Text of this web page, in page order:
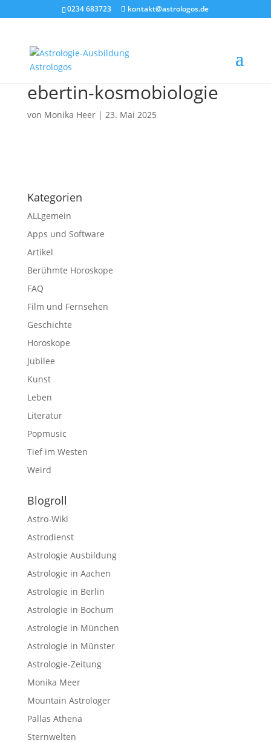
0234 683723 kontakt@astrologos.de
ebertin-kosmobiologie
von Monika Heer| 23. Mai 2025
Kategorien
ALLgemein
Apps und Software
Artikel
Berühmte Horoskope
FAQ
Film und Fernsehen
Geschichte
Horoskope
Jubilee
Kunst
Leben
Literatur
Popmusic
Tief im Westen
Weird
Blogroll
Astro-Wiki
Astrodienst
Astrologie Ausbildung
Astrologie in Aachen
Astrologie in Berlin
Astrologie in Bochum
Astrologie in München
Astrologie in Münster
Astrologie-Zeitung
Monika Meer
Mountain Astrologer
Pallas Athena
Sternwelten